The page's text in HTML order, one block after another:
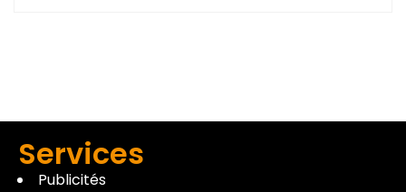
Services
Publicités